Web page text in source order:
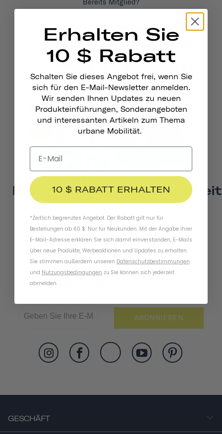
Bleiben Sie In Kontakt
ABONNIEREN
GESCHÄFT
Erhalten Sie
10 $ Rabatt
Schalten Sie dieses Angebot frei, wenn Sie
sich für den E-Mail-Newsletter anmelden.
Wir senden Ihnen Updates zu neuen
Produkteinführungen, Sonderangeboten
und interessanten Artikeln zum Thema
urbane Mobilität.
10 $ RABATT ERHALTEN
*Zeitlich begrenztes Angebot. Der Rabatt gilt nur für
Bestellungen ab 60 $. Nur für Neukunden. Mit der Angabe Ihrer
E-Mail-Adresse erklären Sie sich damit einverstanden, E-Mails
über neue Produkte, Werbeaktionen und Updates zu erhalten.
Sie stimmen außerdem unseren Datenschutzbestimmungen
und Nutzungsbedingungen zu.Sie können sich jederzeit
abmelden.